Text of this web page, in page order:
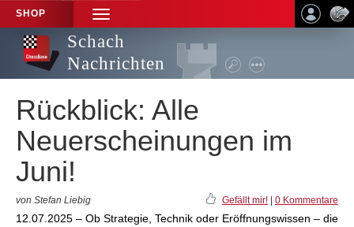
SHOP
TOGGLE
NAVIGATION
Schach
Nachrichten
Rückblick: Alle
Neuerscheinungen im
Juni!
von Stefan Liebig Gefällt mir! 0 Kommentare
12.07.2025 – Ob Strategie, Technik oder Eröffnungswissen – die